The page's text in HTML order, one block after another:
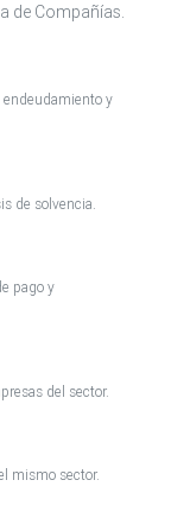
de Compañías.
endeudamiento y
de solvencia.
pago y
del sector.
mismo sector.